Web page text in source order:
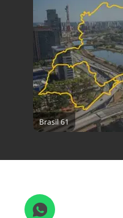
Brasil 61